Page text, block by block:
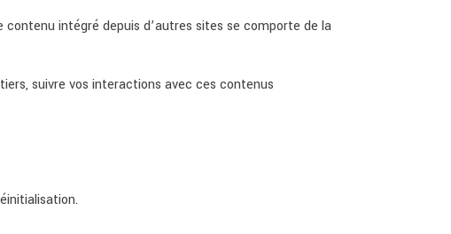
intégré depuis d’autres sites se comporte de la
suivre vos interactions avec ces contenus